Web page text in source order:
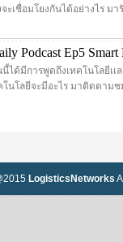
จะเชื่อมโยงกันได้อย่างไร ม
Podcast Ep5
ได้มีการพูดถึงเทคโนโลยีเ
คโนโลยีจะมีอะไร มาติดตาม
LogisticsNetworks